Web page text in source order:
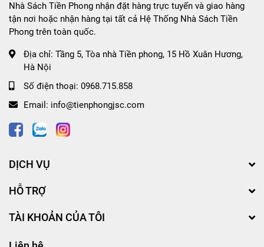
Nhà Sách Tiền Phong nhận đặt hàng trực tuyến và giao hàng
tận nơi hoặc nhận hàng tại tất cả Hệ Thống Nhà Sách Tiền
Phong trên toàn quốc.
Địa chỉ: Tầng 5, Tòa nhà Tiền phong, 15 Hồ Xuân Hương,
Hà Nội
Số điện thoại: 0968.715.858
Email: info@tienphongjsc.com
DỊCH VỤ
HỖ TRỢ
TÀI KHOẢN CỦA TÔI